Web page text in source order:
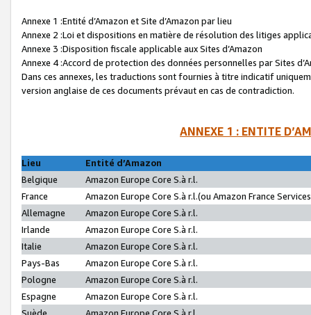
Annexe 1 :Entité d’Amazon et Site d’Amazon par lieu
Annexe 2 :Loi et dispositions en matière de résolution des litiges
Annexe 3 :Disposition fiscale applicable aux Sites d’Amazon
Annexe 4 :Accord de protection des données personnelles par Sites
Dans ces annexes, les traductions sont fournies à titre indicatif
version anglaise de ces documents prévaut en cas de contradiction.
ANNEXE 1 : ENTITE
Lieu
Entité d’Amazon
Belgique
Amazon Europe Core S.à r.l.
France
Amazon Europe Core S.à r.l.(ou Amazon France
Allemagne
Amazon Europe Core S.à r.l.
Irlande
Amazon Europe Core S.à r.l.
Italie
Amazon Europe Core S.à r.l.
Pays-Bas
Amazon Europe Core S.à r.l.
Pologne
Amazon Europe Core S.à r.l.
Espagne
Amazon Europe Core S.à r.l.